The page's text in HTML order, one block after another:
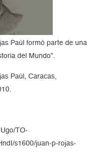
Paúl formó parte de una
del Mundo”.
Paúl, Caracas,
TO-
s1600/juan-p-rojas-